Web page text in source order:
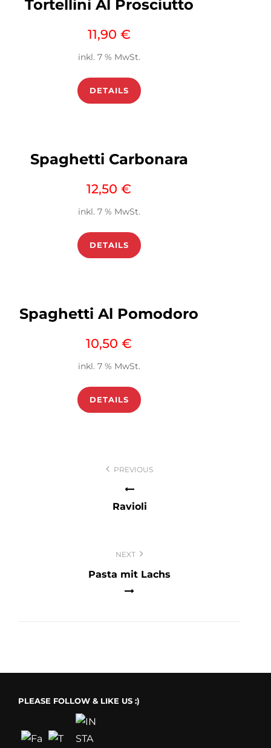
Tortellini Al Prosciutto
11,90 €
inkl. 7 % MwSt.
DETAILS
Spaghetti Carbonara
12,50 €
inkl. 7 % MwSt.
DETAILS
Spaghetti Al Pomodoro
10,50 €
inkl. 7 % MwSt.
DETAILS
PREVIOUS
Ravioli
NEXT
Pasta mit Lachs
PLEASE FOLLOW & LIKE US :)